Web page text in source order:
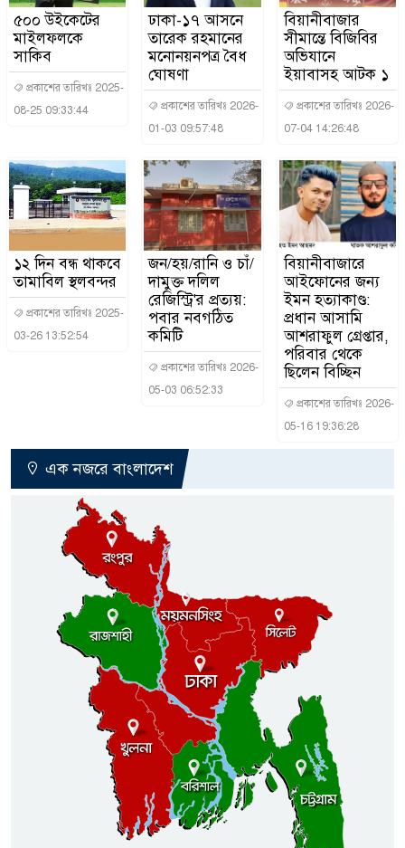
৫০০ উইকেটের
মাইলফলকে
সাকিব
প্রকাশের তারিখঃ 2025-
08-25 09:33:44
ঢাকা-১৭ আসনে
তারেক রহমানের
মনোনয়নপত্র বৈধ
ঘোষণা
প্রকাশের তারিখঃ 2026-
01-03 09:57:48
বিয়ানীবাজার
সীমান্তে বিজিবির
অভিযানে
ইয়াবাসহ আটক ১
প্রকাশের তারিখঃ 2026-
07-04 14:26:48
১২ দিন বন্ধ থাকবে
তামাবিল স্থলবন্দর
প্রকাশের তারিখঃ 2025-
03-26 13:52:54
জন/হয়/রানি ও চাঁ/
দামুক্ত দলিল
রেজিস্ট্রি'র প্রত্যয়:
পবার নবগঠিত
কমিটি
প্রকাশের তারিখঃ 2026-
05-03 06:52:33
বিয়ানীবাজারে
আইফোনের জন্য
ইমন হত্যাকাণ্ড:
প্রধান আসামি
আশরাফুল গ্রেপ্তার,
পরিবার থেকে
ছিলেন বিচ্ছিন
প্রকাশের তারিখঃ 2026-
05-16 19:36:28
এক নজরে বাংলাদেশ